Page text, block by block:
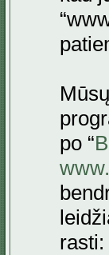
po “
rasti: